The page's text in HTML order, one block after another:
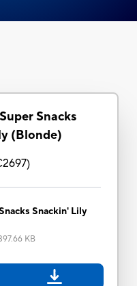
Snacks
(Blonde)
)
Snackin' Lily
KB